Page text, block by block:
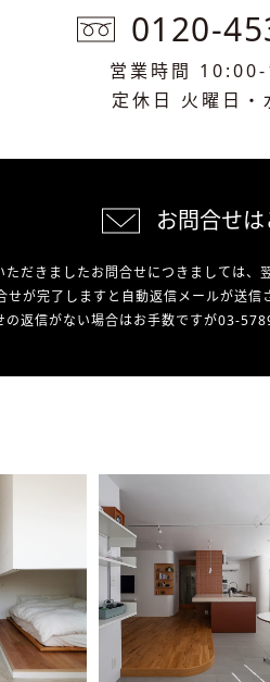
0120-
営業時間
定休日 火曜日・
お問合せは
だきましたお問合せにつきましては、
が完了しますと自動返信メールが送信
の返信がない場合はお手数ですが03-